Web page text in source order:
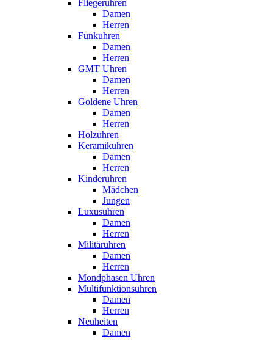
Fliegeruhren
Damen
Herren
Funkuhren
Damen
Herren
GMT Uhren
Damen
Herren
Goldene Uhren
Damen
Herren
Holzuhren
Keramikuhren
Damen
Herren
Kinderuhren
Mädchen
Jungen
Luxusuhren
Damen
Herren
Militäruhren
Damen
Herren
Mondphasen Uhren
Multifunktionsuhren
Damen
Herren
Neuheiten
Damen